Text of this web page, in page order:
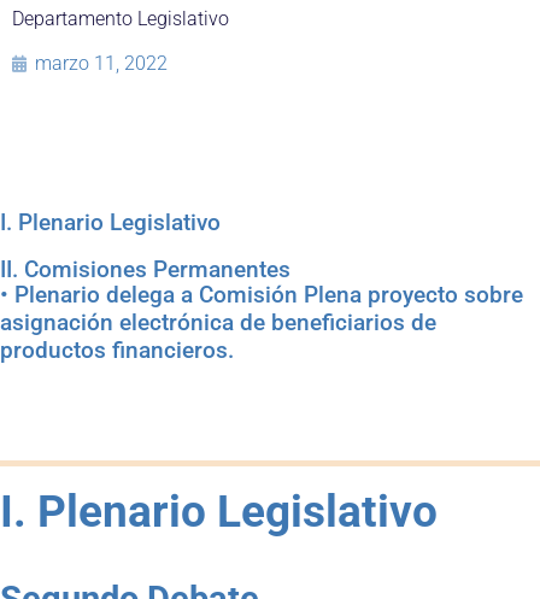
Departamento Legislativo
marzo 11, 2022
I. Plenario Legislativo
II. Comisiones Permanentes
• Plenario delega a Comisión Plena proyecto sobre
asignación electrónica de beneficiarios de
productos financieros.
I. Plenario Legislativo